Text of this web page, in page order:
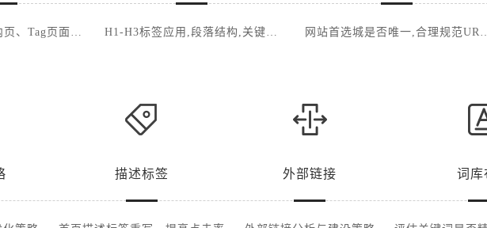
、Tag页面优
H1-H3标签应用,段落结构,关键词
网站首选城是否唯一,合理规范
描述标签 外部链接 词库